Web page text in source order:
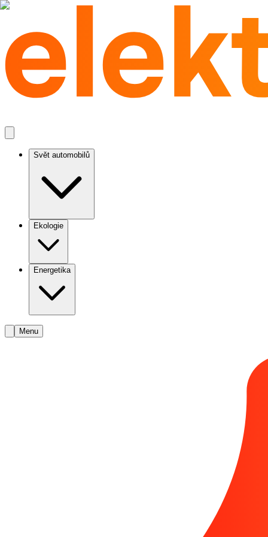
Svět automobilů
Ekologie
Energetika
Menu